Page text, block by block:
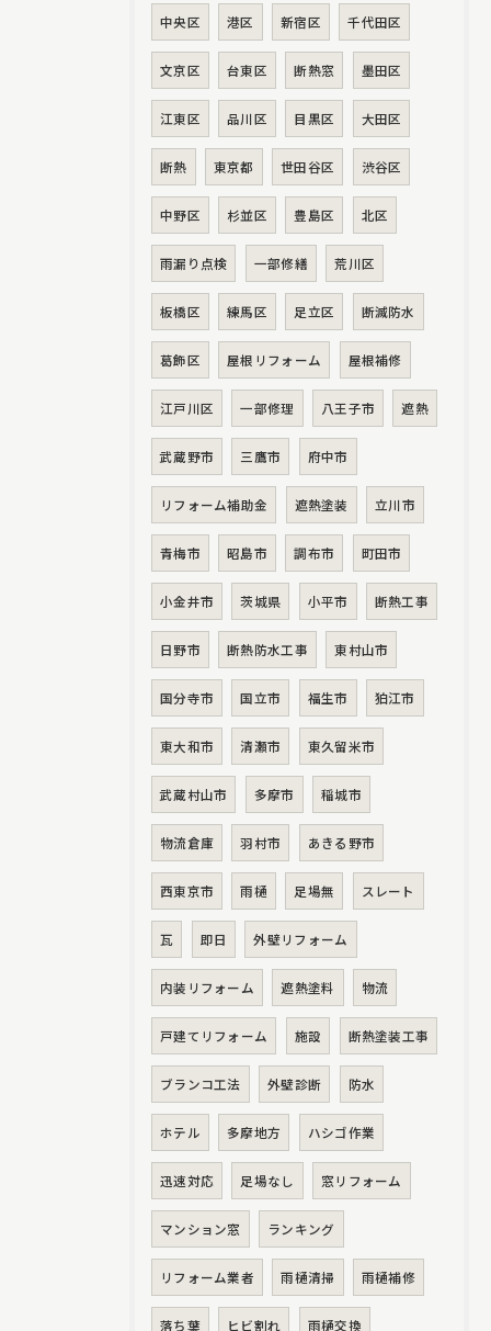
中央区 港区 新宿区 千代田区
文京区 台東区 断熱窓 墨田区
江東区 品川区 目黒区 大田区
断熱 東京都 世田谷区 渋谷区
中野区 杉並区 豊島区 北区
雨漏り点検 一部修繕 荒川区
板橋区 練馬区 足立区 断滅防水
葛飾区 屋根リフォーム 屋根補修
江戸川区 一部修理 八王子市 遮熱
武蔵野市 三鷹市 府中市
リフォーム補助金 遮熱塗装 立川市
青梅市 昭島市 調布市 町田市
小金井市 茨城県 小平市 断熱工事
日野市 断熱防水工事 東村山市
国分寺市 国立市 福生市 狛江市
東大和市 清瀬市 東久留米市
武蔵村山市 多摩市 稲城市
物流倉庫 羽村市 あきる野市
西東京市 雨樋 足場無 スレート
瓦 即日 外壁リフォーム
内装リフォーム 遮熱塗料 物流
戸建てリフォーム 施設 断熱塗装工事
ブランコ工法 外壁診断 防水
ホテル 多摩地方 ハシゴ作業
迅速対応 足場なし 窓リフォーム
マンション窓 ランキング
リフォーム業者 雨樋清掃 雨樋補修
落ち葉 ヒビ割れ 雨樋交換